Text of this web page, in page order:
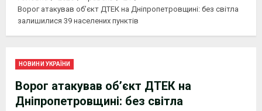
Ворог атакував об’єкт ДТЕК на Дніпропетровщині: без світла
залишилися 39 населених пунктів
НОВИНИ УКРАЇНИ
Ворог атакував об’єкт ДТЕК на
Дніпропетровщині: без світла